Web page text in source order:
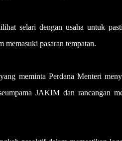
selari dengan usaha untuk
pasaran tempatan.
meminta Perdana Menteri
JAKIM dan rancangan